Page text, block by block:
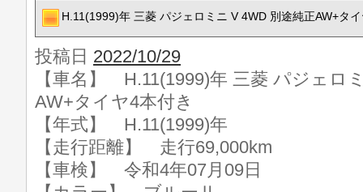
H.11(1999)年 三菱 パジェロミニ V 4WD 別途純正AW+タ
投稿日 2022/10/29
【車名】 H.11(1999)年 三菱 パジェロ
AW+タイヤ4本付き
【年式】 H.11(1999)年
【走行距離】 走行69,000km
【車検】 令和4年07月09日